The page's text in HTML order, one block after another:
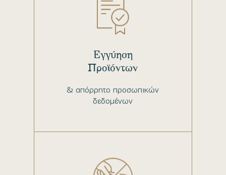
& απόρρητο προσωπικών
δεδομένων
Εγγύηση
Προϊόντων